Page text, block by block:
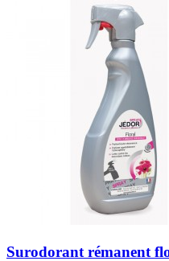
Surodorant rémanent